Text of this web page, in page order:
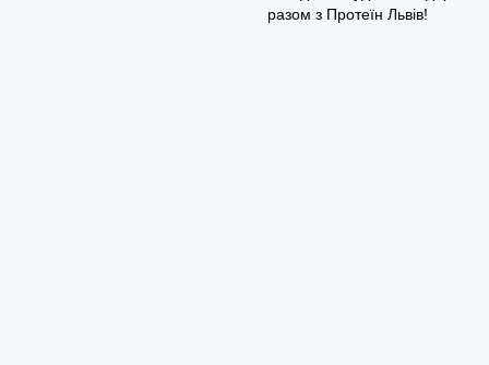
разом з Протеїн Львів!